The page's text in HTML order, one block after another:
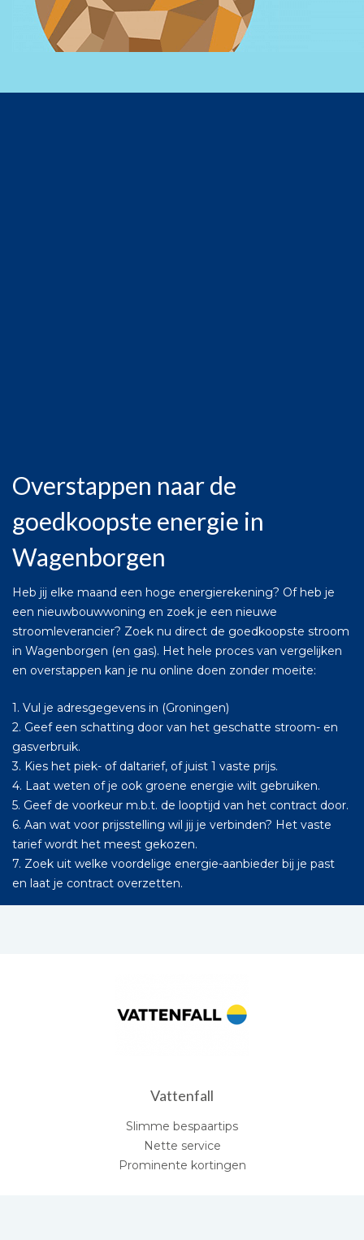
Overstappen naar de
goedkoopste energie in
Wagenborgen
Heb jij elke maand een hoge energierekening? Of heb je
een nieuwbouwwoning en zoek je een nieuwe
stroomleverancier? Zoek nu direct de goedkoopste stroom
in Wagenborgen (en gas). Het hele proces van vergelijken
en overstappen kan je nu online doen zonder moeite:
1. Vul je adresgegevens in (Groningen)
2. Geef een schatting door van het geschatte stroom- en
gasverbruik.
3. Kies het piek- of daltarief, of juist 1 vaste prijs.
4. Laat weten of je ook groene energie wilt gebruiken.
5. Geef de voorkeur m.b.t. de looptijd van het contract door.
6. Aan wat voor prijsstelling wil jij je verbinden? Het vaste
tarief wordt het meest gekozen.
7. Zoek uit welke voordelige energie-aanbieder bij je past
en laat je contract overzetten.
Vattenfall
Slimme bespaartips
Nette service
Prominente kortingen